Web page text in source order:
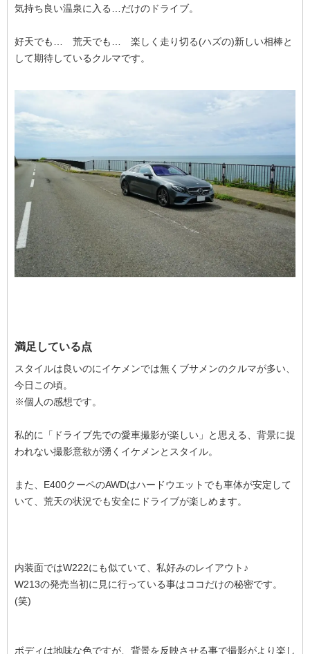
気持ち良い温泉に入る…だけのドライブ。
好天でも… 荒天でも… 楽しく走り切る(ハズの)新しい相棒と
して期待しているクルマです。
満足している点
スタイルは良いのにイケメンでは無くブサメンのクルマが多い、
今日この頃。
※個人の感想です。
私的に「ドライブ先での愛車撮影が楽しい」と思える、背景に捉
われない撮影意欲が湧くイケメンとスタイル。
また、E400クーペのAWDはハードウエットでも車体が安定して
いて、荒天の状況でも安全にドライブが楽しめます。
内装面ではW222にも似ていて、私好みのレイアウト♪
W213の発売当初に見に行っている事はココだけの秘密です。
(笑)
ボディは地味な色ですが、背景を反映させる事で撮影がより楽し